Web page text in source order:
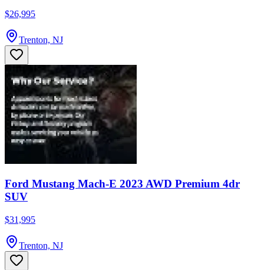
$26,995
Trenton, NJ
Ford Mustang Mach-E 2023 AWD Premium 4dr
SUV
$31,995
Trenton, NJ